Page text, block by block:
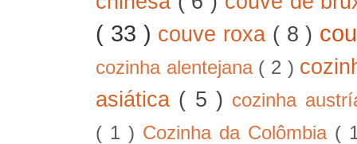
( 33 ) couve roxa ( 8 )
cozinha alentejana ( 2 )
asiática ( 5 ) cozinha
( 1 ) Cozinha da Colômbia (